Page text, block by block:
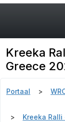
Kreeka
Greece
Portaal
Kreeka Ralli